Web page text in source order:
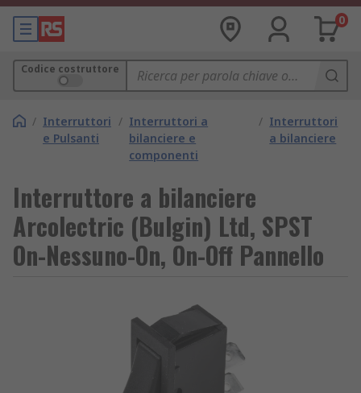
0
Codice costruttore
/ Interruttori
e Pulsanti
/ Interruttori a
bilanciere e
componenti
/ Interruttori
a bilanciere
Interruttore a bilanciere
Arcolectric (Bulgin) Ltd, SPST
On-Nessuno-On, On-Off Pannello